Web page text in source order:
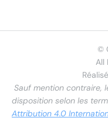
©
All
Sauf mention contraire,
disposition selon les
Attribution 4.0